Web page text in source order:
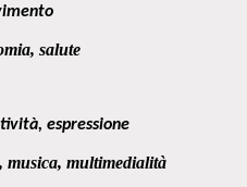
salute
espressione
musica, multimedialità